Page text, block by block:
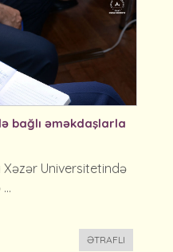
bağlı əməkdaşlarla
Xəzər Universitetində
ƏTRAFLI